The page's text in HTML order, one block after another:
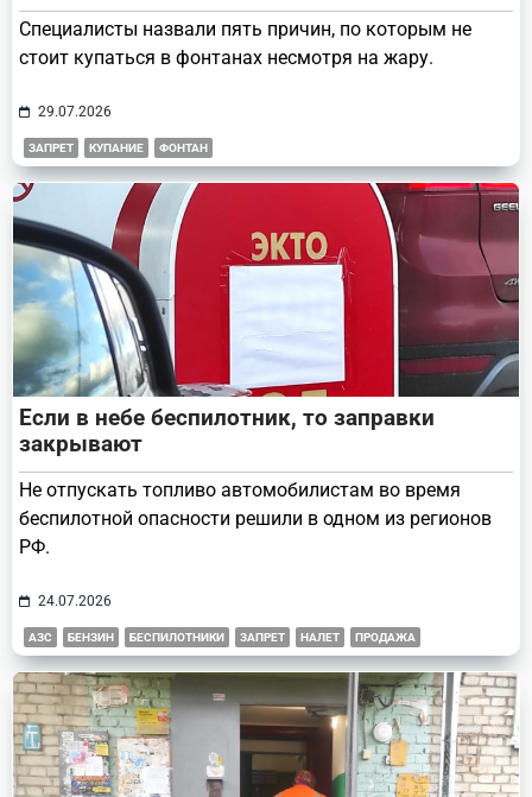
Специалисты назвали пять причин, по которым не
стоит купаться в фонтанах несмотря на жару.
29.07.2026
ЗАПРЕТ КУПАНИЕ ФОНТАН
Если в небе беспилотник, то заправки
закрывают
Не отпускать топливо автомобилистам во время
беспилотной опасности решили в одном из регионов
РФ.
24.07.2026
АЗС БЕНЗИН БЕСПИЛОТНИКИ ЗАПРЕТ НАЛЕТ ПРОДАЖА